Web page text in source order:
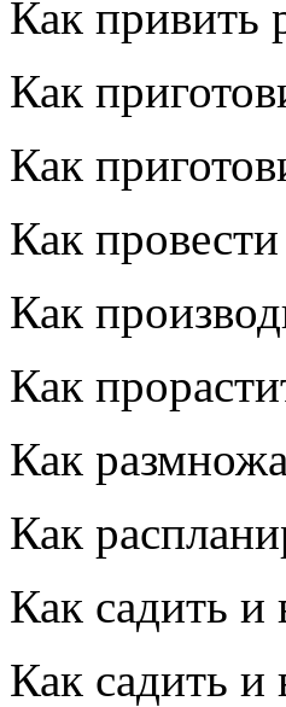
Как привить
Как
Как
Как
Как
Как
Как
Как
Как садить и
Как садить и